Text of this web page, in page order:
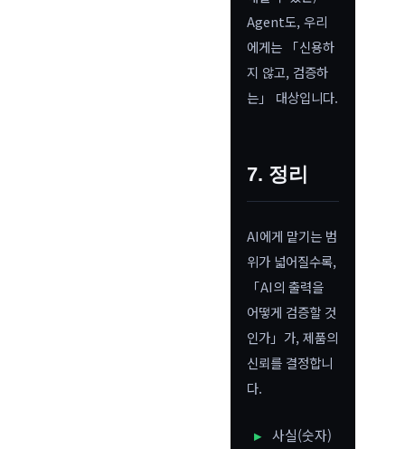
Agent도, 우리
에게는 「신용하
지 않고, 검증하
는」 대상입니다.
7. 정리
AI에게 맡기는 범
위가 넓어질수록,
「AI의 출력을
어떻게 검증할 것
인가」가, 제품의
신뢰를 결정합니
다.
사실(숫자)